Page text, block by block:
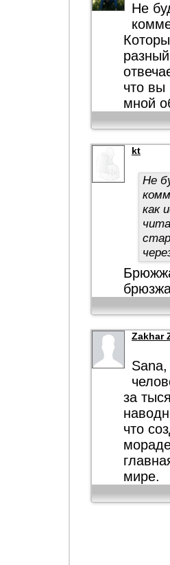
Не
что вы
мной
kt
Не
как
Zakhar
за
что
мире.